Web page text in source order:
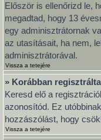
Először is ellenőrizd le,
megadtad, hogy 13
egy adminisztrátornak
az utasításait, ha nem,
adminisztrátorával.
Vissza a tetejére
» Korábban
Keresd elő a
azonosítód. Ez
hozzászólást, hogy
Vissza a tetejére